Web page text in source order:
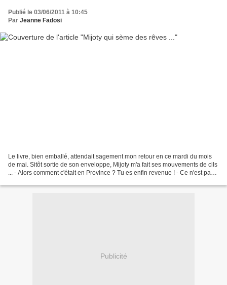
Publié le 03/06/2011 à 10:45
Par Jeanne Fadosi
Le livre, bien emballé, attendait sagement mon retour en ce mardi du mois
de mai. Sitôt sortie de son enveloppe, Mijoty m'a fait ses mouvements de cils
... - Alors comment c'était en Province ? Tu es enfin revenue ! - Ce n'est pas
Publicité